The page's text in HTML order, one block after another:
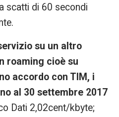
scatti di 60 secondi
su un altro
roaming cioè su
accordo con TIM, i
al 30 settembre 2017
Dati 2,02cent/kbyte;